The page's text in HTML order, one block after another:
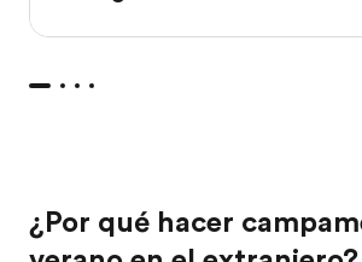
¿Por qué hacer